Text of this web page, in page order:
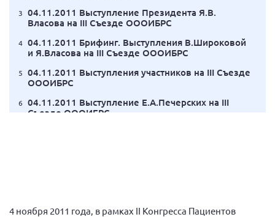
Вице-президент Цикорин И.В.
Главный бухгалтер Жаворонкова Г.М.
Конференция ОООИБРС 2026
Конференция ОООИБРС 2025
Экспертный совет ОООИБРС 2025
Конференция ВСЭ 2021
3 04.11.2011 Выступление Президента Я.В.
Власова на III Съезде ОООИБРС
4 04.11.2011 Брифинг. Выступления В.Широковой
и Я.Власова на III Съезде ОООИБРС
5 04.11.2011 Выступления участников на III Съезде
ОООИБРС
6 04.11.2011 Выступление Е.А.Печерских на III
Съезде ОООИБРС
4 ноября 2011 года, в рамках II Конгресса Пациентов